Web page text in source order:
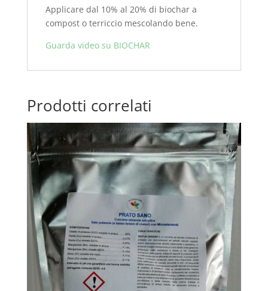
Applicare dal 10% al 20% di biochar a
compost o terriccio mescolando bene.
Guarda video su BIOCHAR
Prodotti correlati